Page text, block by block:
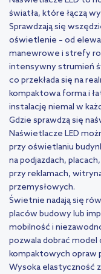
światła, które łączą
Sprawdzają się
oświetlenie – od
manewrowe i strefy
intensywny strumień
co przekłada się na
kompaktowa forma i
instalację niemal w
Gdzie sprawdzą się
Naświetlacze LED
przy oświetlaniu
na podjazdach,
przy reklamach,
przemysłowych.
Świetnie nadają się
placów budowy lub
mobilność i
pozwala dobrać
kompaktowych opraw
Wysoka elastyczność